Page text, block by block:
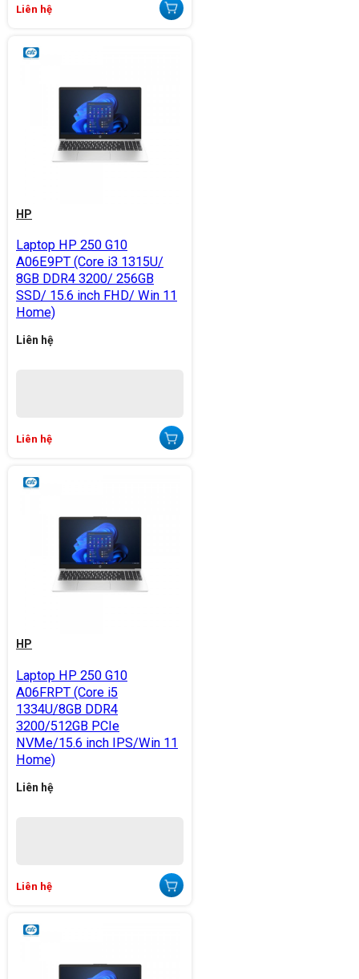
Liên hệ
HP
Laptop HP 250 G10
A06E9PT (Core i3 1315U/
8GB DDR4 3200/ 256GB
SSD/ 15.6 inch FHD/ Win 11
Home)
Liên hệ
Liên hệ
HP
Laptop HP 250 G10
A06FRPT (Core i5
1334U/8GB DDR4
3200/512GB PCIe
NVMe/15.6 inch IPS/Win 11
Home)
Liên hệ
Liên hệ